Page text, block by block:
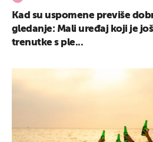
Kad su uspomene previše
gledanje: Mali uređaj koji je
trenutke s ple...